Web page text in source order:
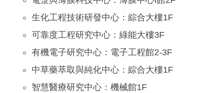
生化工程技術研發中心：綜合大樓1F
可靠度工程研究中心：綠能大樓3F
有機電子研究中心：電子工程館2-3F
中草藥萃取與純化中心：綜合大樓1F
智慧醫療研究中心：機械館1F